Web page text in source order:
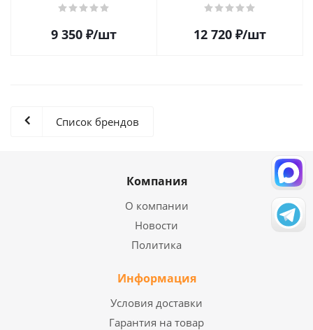
9 350 ₽/шт 12 720 ₽/шт
Список брендов
Компания
О компании
Новости
Политика
Информация
Условия доставки
Гарантия на товар